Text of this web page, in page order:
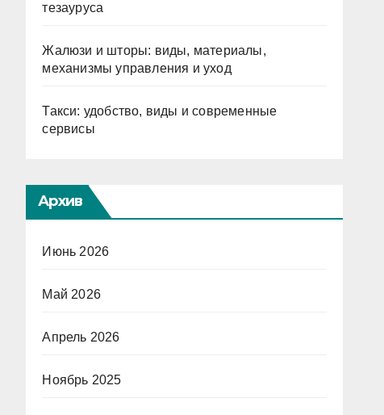
тезауруса
Жалюзи и шторы: виды, материалы,
механизмы управления и уход
Такси: удобство, виды и современные
сервисы
Архив
Июнь 2026
Май 2026
Апрель 2026
Ноябрь 2025